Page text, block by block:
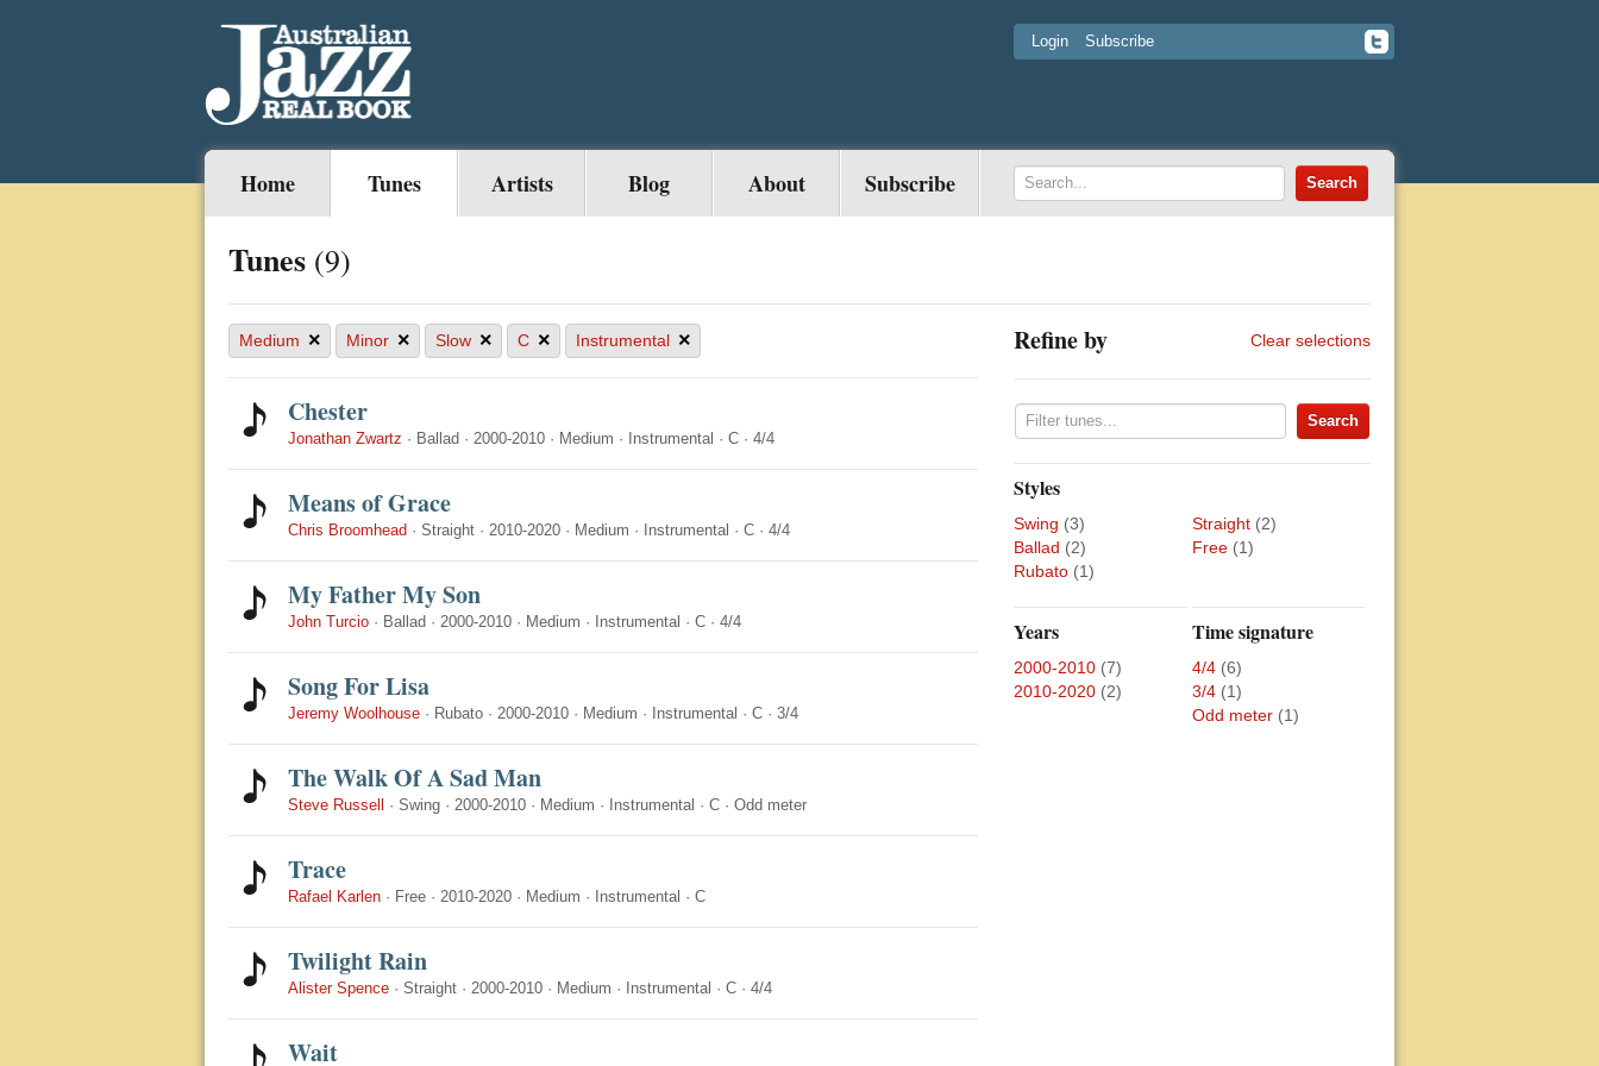
Login Subscribe
Home Tunes Artists Blog About Subscribe
Tunes (9)
Medium × Minor × Slow × C × Instrumental ×
Chester
Jonathan Zwartz · Ballad · 2000-2010 · Medium · Instrumental · C · 4/4
Means of Grace
Chris Broomhead · Straight · 2010-2020 · Medium · Instrumental · C · 4/4
My Father My Son
John Turcio · Ballad · 2000-2010 · Medium · Instrumental · C · 4/4
Song For Lisa
Jeremy Woolhouse · Rubato · 2000-2010 · Medium · Instrumental · C · 3/4
The Walk Of A Sad Man
Steve Russell · Swing · 2000-2010 · Medium · Instrumental · C · Odd meter
Trace
Rafael Karlen · Free · 2010-2020 · Medium · Instrumental · C
Twilight Rain
Alister Spence · Straight · 2000-2010 · Medium · Instrumental · C · 4/4
Wait
Refine by Clear selections
Styles
Swing (3) Straight (2)
Ballad (2) Free (1)
Rubato (1)
Years
2000-2010 (7)
2010-2020 (2)
Time signature
4/4 (6)
3/4 (1)
Odd meter (1)